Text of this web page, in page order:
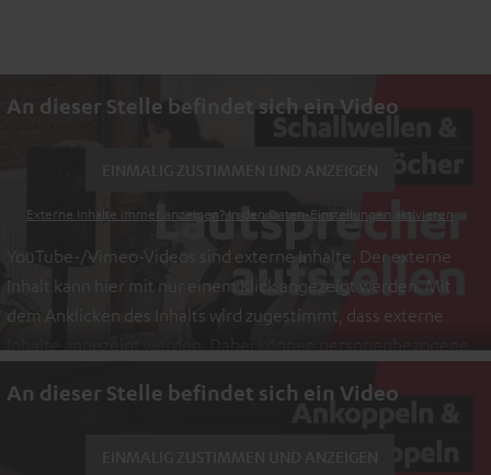
An dieser Stelle befindet sich ein Video
Externe Inhalte immer anzeigen? In den Daten‑Einstellungen aktivieren
YouTube-/Vimeo-Videos sind externe Inhalte. Der externe
Inhalt kann hier mit nur einem Klick angezeigt werden. Mit
dem Anklicken des Inhalts wird zugestimmt, dass externe
Inhalte angezeigt werden. Dabei können personenbezogene
Informationen sind in der Datenschutzerklärung unter I zu
An dieser Stelle befindet sich ein Video